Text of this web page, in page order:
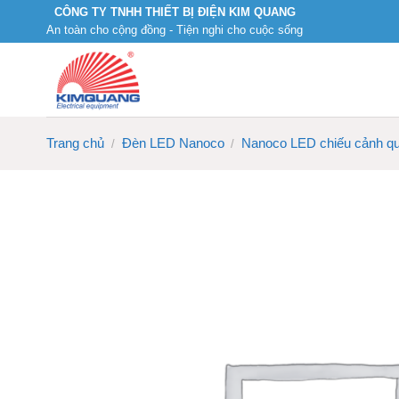
CÔNG TY TNHH THIẾT BỊ ĐIỆN KIM QUANG
An toàn cho cộng đồng - Tiện nghi cho cuộc sống
Trang chủ / Đèn LED Nanoco / Nanoco LED chiếu cảnh